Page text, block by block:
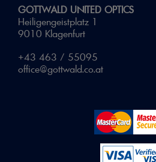
GOTTWALD UNITED OPTICS
Heiligengeistplatz 1
9010 Klagenfurt
+43 463 / 55095
office@gottwald.co.at